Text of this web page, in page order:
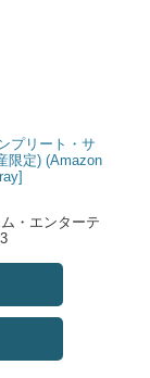
プリート・サ
限定) (Amazon
・エンターテ